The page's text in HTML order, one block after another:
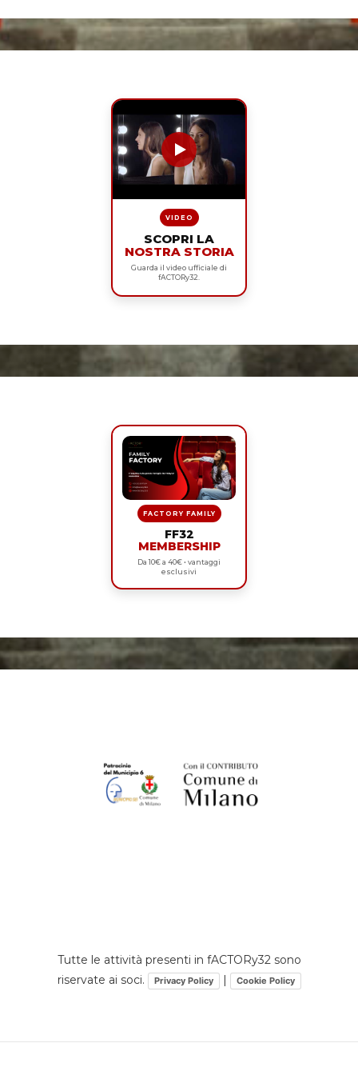
VIDEO
SCOPRI LA
NOSTRA STORIA
Guarda il video ufficiale di
fACTORy32.
FACTORY FAMILY
FF32
MEMBERSHIP
Da 10€ a 40€ • vantaggi
esclusivi
Tutte le attività presenti in fACTORy32 sono
riservate ai soci.
Privacy Policy | Cookie Policy